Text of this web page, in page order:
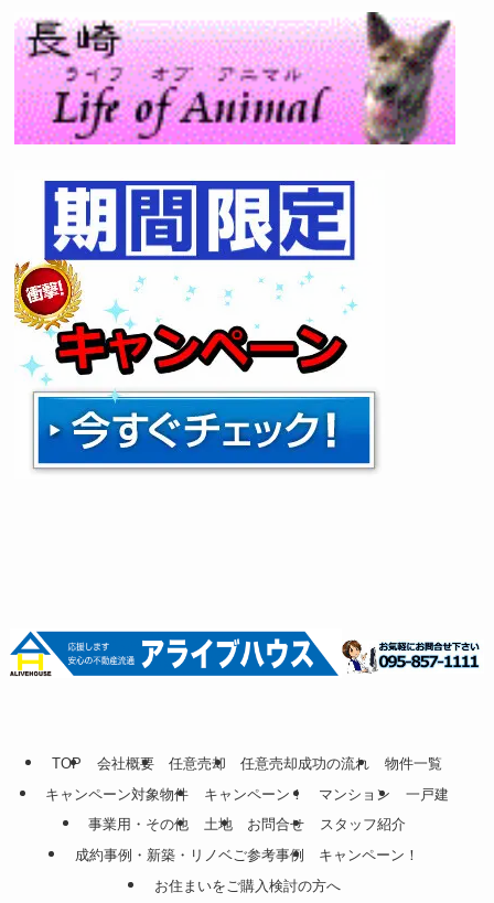
TOP 会社概要 任意売却 任意売却成功の流れ
物件一覧
キャンペーン対象物件
キャンペーン！ マンション
一戸建
事業用・その他
土地 お問合せ
スタッフ紹介
成約事例・新築・リノベご参考事例
キャンペーン！
お住まいをご購入検討の方へ